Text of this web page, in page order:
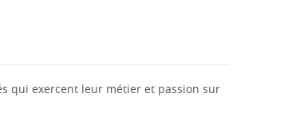
qui exercent leur métier et passion sur